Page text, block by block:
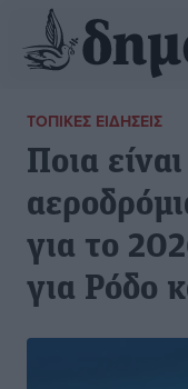
ΤΟΠΙΚΈΣ ΕΙΔΉΣΕΙΣ
Ποια
για το
για Ρόδο